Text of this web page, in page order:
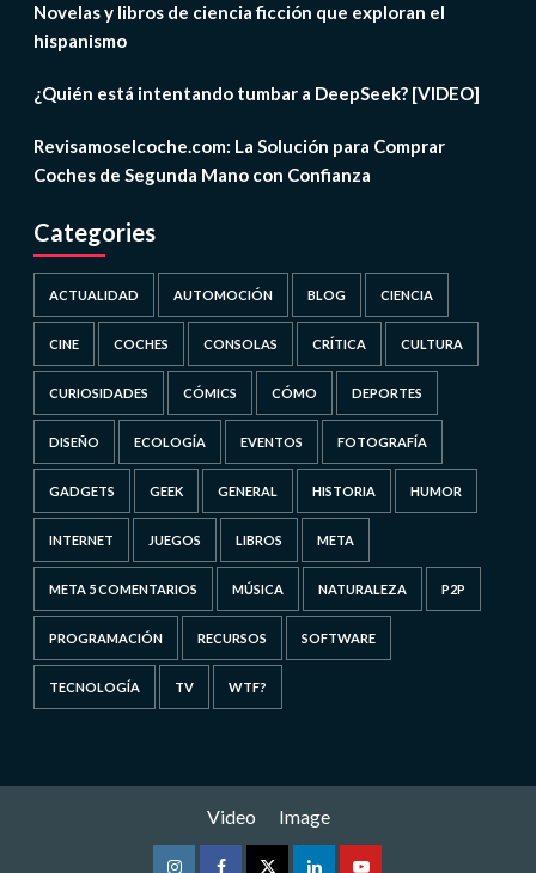
Novelas y libros de ciencia ficción que exploran el
hispanismo
¿Quién está intentando tumbar a DeepSeek? [VIDEO]
Revisamoselcoche.com: La Solución para Comprar
Coches de Segunda Mano con Confianza
Categories
ACTUALIDAD AUTOMOCIÓN BLOG CIENCIA
CINE COCHES CONSOLAS CRÍTICA CULTURA
CURIOSIDADES CÓMICS CÓMO DEPORTES
DISEÑO ECOLOGÍA EVENTOS FOTOGRAFÍA
GADGETS GEEK GENERAL HISTORIA HUMOR
INTERNET JUEGOS LIBROS META
META 5 COMENTARIOS MÚSICA NATURALEZA P2P
PROGRAMACIÓN RECURSOS SOFTWARE
TECNOLOGÍA TV WTF?
Video Image